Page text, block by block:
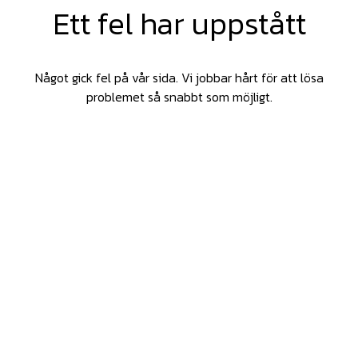
Ett fel har uppstått
Något gick fel på vår sida. Vi jobbar hårt för att lösa
problemet så snabbt som möjligt.